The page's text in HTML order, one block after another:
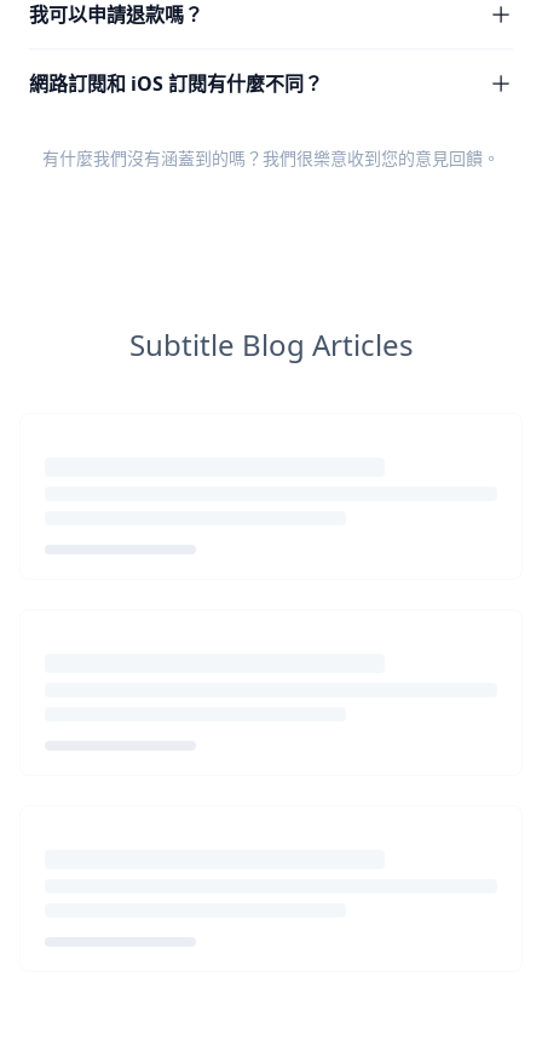
我可以申請退款嗎？
網路訂閱和 iOS 訂閱有什麼不同？
有什麼我們沒有涵蓋到的嗎？我們很樂意收到您的意見回饋 。
Subtitle Blog Articles